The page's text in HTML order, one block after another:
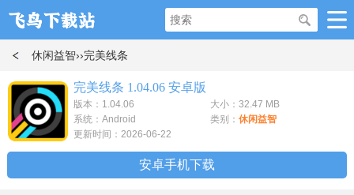
休闲益智››完美线条
完美线条 1.04.06 安卓版
版本：1.04.06
大小：32.47 MB
系统：Android
类别： 休闲益智
更新时间：2026-06-22
安卓手机下载